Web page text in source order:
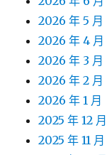
2026 年 5 月
2026 年 4 月
2026 年 3 月
2026 年 2 月
2026 年 1 月
2025 年 12 月
2025 年 11 月